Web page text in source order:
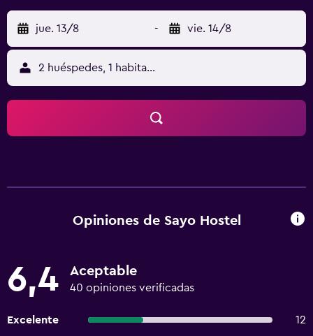
jue. 13/8 - vie. 14/8
2 huéspedes, 1 habitación
Opiniones de Sayo Hostel
6,4 Aceptable
40 opiniones verificadas
Excelente
12